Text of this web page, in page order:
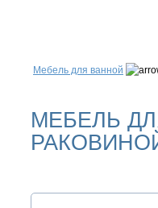
Мебель для ванной
МЕБЕЛЬ